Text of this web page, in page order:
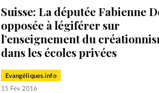
Suisse: La députée Fabienne
opposée à légiférer sur
l’enseignement du
dans les écoles privées
Evangéliques.info
15 Fév 2016